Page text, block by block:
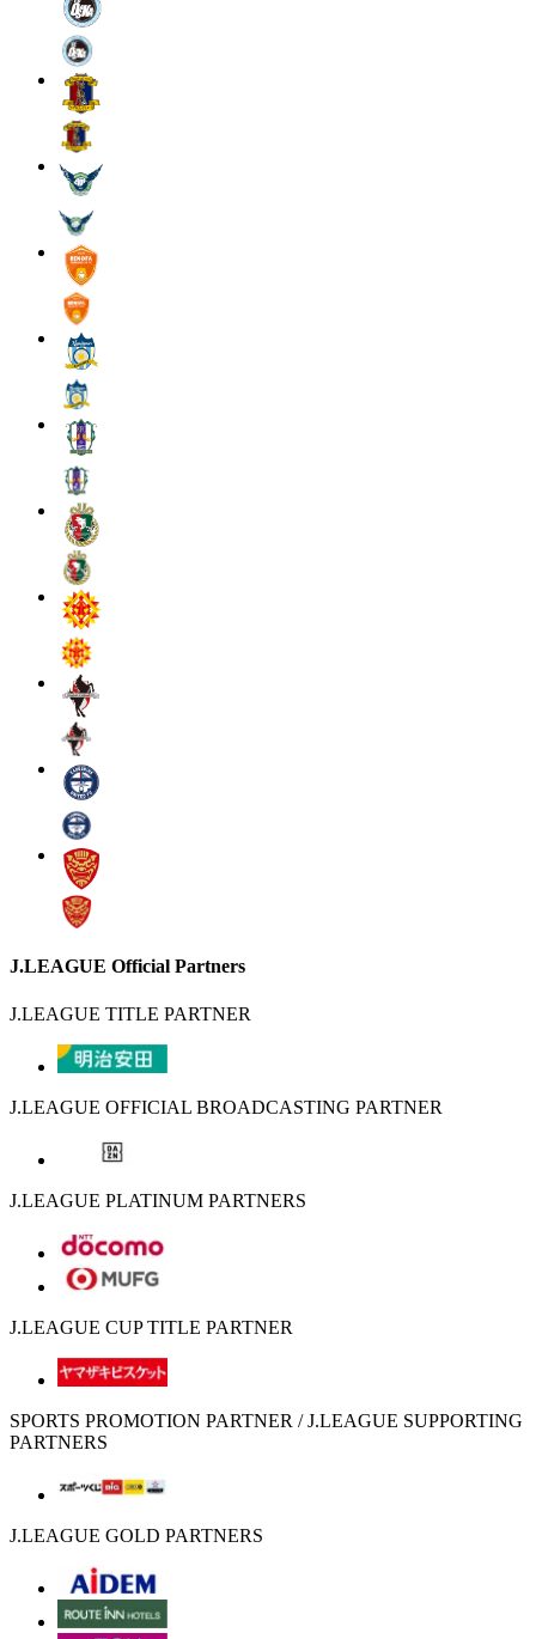
J.LEAGUE Official Partners
J.LEAGUE TITLE PARTNER
J.LEAGUE OFFICIAL BROADCASTING PARTNER
J.LEAGUE PLATINUM PARTNERS
J.LEAGUE CUP TITLE PARTNER
SPORTS PROMOTION PARTNER / J.LEAGUE SUPPORTING
PARTNERS
J.LEAGUE GOLD PARTNERS